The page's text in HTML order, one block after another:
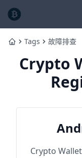
HomeTags 故障排查
Crypto
Crypto